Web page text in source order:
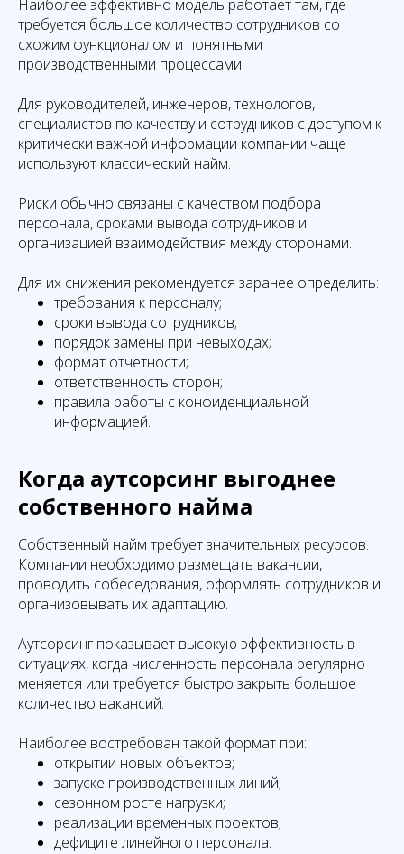
Наиболее эффективно модель работает там, где
требуется большое количество сотрудников со
схожим функционалом и понятными
производственными процессами.
Для руководителей, инженеров, технологов,
специалистов по качеству и сотрудников с доступом к
критически важной информации компании чаще
используют классический найм.
Риски обычно связаны с качеством подбора
персонала, сроками вывода сотрудников и
организацией взаимодействия между сторонами.
Для их снижения рекомендуется заранее определить:
требования к персоналу;
сроки вывода сотрудников;
порядок замены при невыходах;
формат отчетности;
ответственность сторон;
правила работы с конфиденциальной
информацией.
Когда аутсорсинг выгоднее
собственного найма
Собственный найм требует значительных ресурсов.
Компании необходимо размещать вакансии,
проводить собеседования, оформлять сотрудников и
организовывать их адаптацию.
Аутсорсинг показывает высокую эффективность в
ситуациях, когда численность персонала регулярно
меняется или требуется быстро закрыть большое
количество вакансий.
Наиболее востребован такой формат при:
открытии новых объектов;
запуске производственных линий;
сезонном росте нагрузки;
реализации временных проектов;
дефиците линейного персонала.